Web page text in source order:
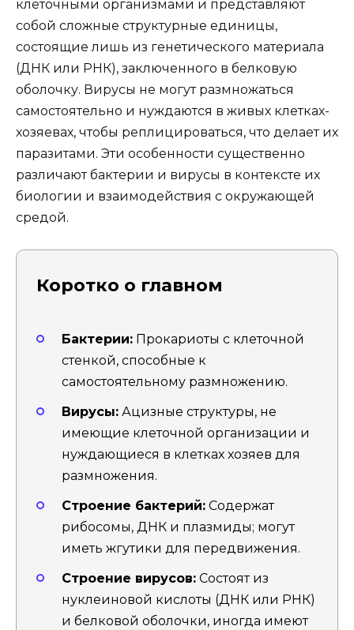
клеточными организмами и представляют
собой сложные структурные единицы,
состоящие лишь из генетического материала
(ДНК или РНК), заключенного в белковую
оболочку. Вирусы не могут размножаться
самостоятельно и нуждаются в живых клетках-
хозяевах, чтобы реплицироваться, что делает их
паразитами. Эти особенности существенно
различают бактерии и вирусы в контексте их
биологии и взаимодействия с окружающей
средой.
Коротко о главном
Бактерии: Прокариоты с клеточной
стенкой, способные к
самостоятельному размножению.
Вирусы: Ацизные структуры, не
имеющие клеточной организации и
нуждающиеся в клетках хозяев для
размножения.
Строение бактерий: Содержат
рибосомы, ДНК и плазмиды; могут
иметь жгутики для передвижения.
Строение вирусов: Состоят из
нуклеиновой кислоты (ДНК или РНК)
и белковой оболочки, иногда имеют